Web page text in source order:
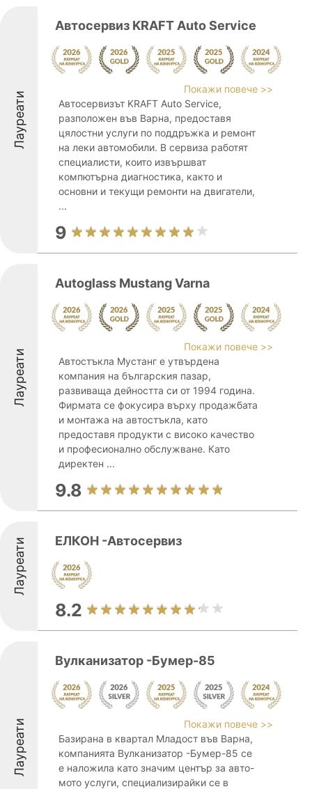
Лауреати
Автосервиз KRAFT Auto Service
Покажи повече >>
Автосервизът KRAFT Auto Service,
разположен във Варна, предоставя
цялостни услуги по поддръжка и ремонт
на леки автомобили. В сервиза работят
специалисти, които извършват
компютърна диагностика, както и
основни и текущи ремонти на двигатели,
...
9
Лауреати
Autoglass Mustang Varna
Покажи повече >>
Автостъкла Мустанг е утвърдена
компания на българския пазар,
развиваща дейността си от 1994 година.
Фирмата се фокусира върху продажбата
и монтажа на автостъкла, като
предоставя продукти с високо качество
и професионално обслужване. Като
директен ...
9.8
Лауреати ЕЛКОН -Автосервиз
8.2
Лауреати
Вулканизатор -Бумер-85
Покажи повече >>
Базирана в квартал Младост във Варна,
компанията Вулканизатор -Бумер-85 се
е наложила като значим център за авто-
мото услуги, специализирайки се в